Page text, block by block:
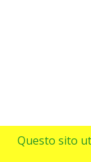
Questo sito